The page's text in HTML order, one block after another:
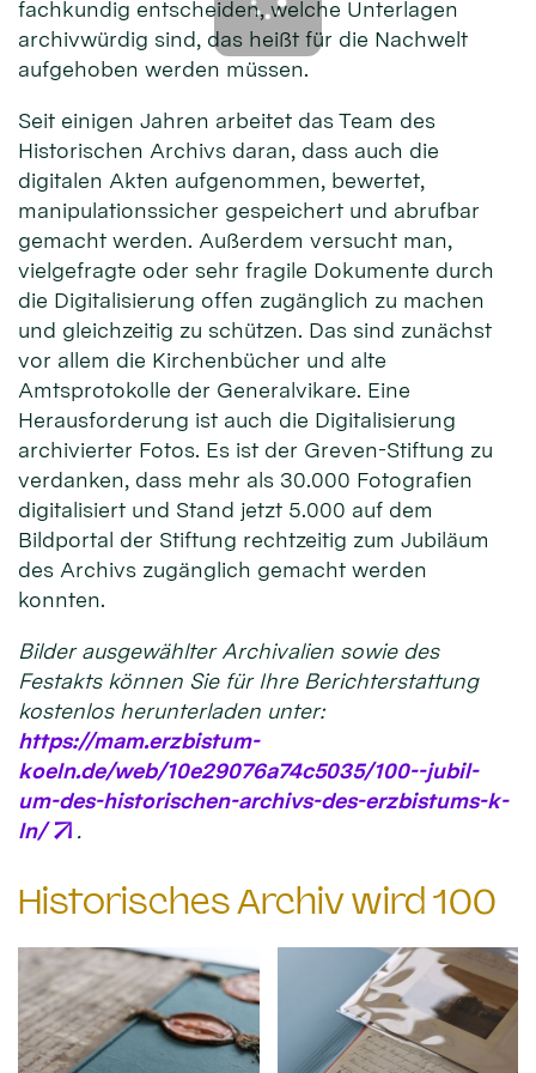
fachkundig entscheiden, welche Unterlagen
archivwürdig sind, das heißt für die Nachwelt
aufgehoben werden müssen.
Seit einigen Jahren arbeitet das Team des
Historischen Archivs daran, dass auch die
digitalen Akten aufgenommen, bewertet,
manipulationssicher gespeichert und abrufbar
gemacht werden. Außerdem versucht man,
vielgefragte oder sehr fragile Dokumente durch
die Digitalisierung offen zugänglich zu machen
und gleichzeitig zu schützen. Das sind zunächst
vor allem die Kirchenbücher und alte
Amtsprotokolle der Generalvikare. Eine
Herausforderung ist auch die Digitalisierung
archivierter Fotos. Es ist der Greven-Stiftung zu
verdanken, dass mehr als 30.000 Fotografien
digitalisiert und Stand jetzt 5.000 auf dem
Bildportal der Stiftung rechtzeitig zum Jubiläum
des Archivs zugänglich gemacht werden
konnten.
Bilder ausgewählter Archivalien sowie des
Festakts können Sie für Ihre Berichterstattung
kostenlos herunterladen unter:
https://mam.erzbistum-
koeln.de/web/10e29076a74c5035/100--jubil-
um-des-historischen-archivs-des-erzbistums-k-
ln/
.
Historisches Archiv wird 100